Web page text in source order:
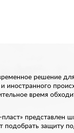
решение
иностранного
время
пласт»
защиту